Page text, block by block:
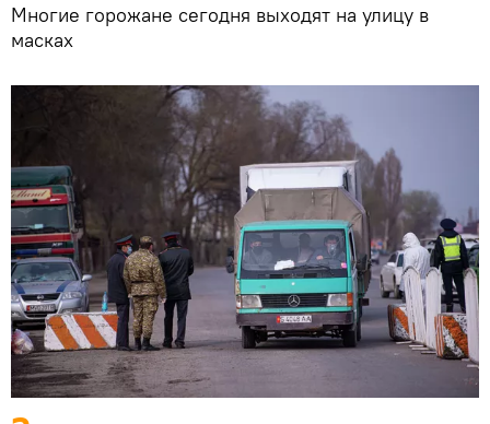
Многие горожане сегодня выходят на улицу в
масках